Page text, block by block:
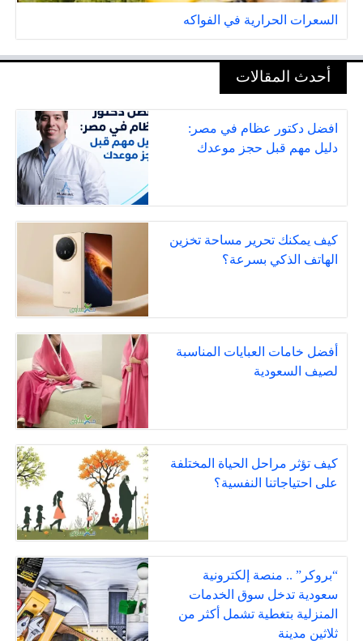
السعرات الحرارية في الفواكه
أحدث المقالات
افضل دكتور عظام في مصر:
دليل مهم قبل حجز موعدك
كيف يمكنك تحرير مساحة تخزين
الهاتف الذكي بسرعة؟
أفضل خامات العبايات المناسبة
لصيف السعودية
كيف تؤثر مراحل الحياة المختلفة
على احتياجاتنا النفسية؟
“بروكر” .. منصة إلكترونية
سعودية تدخل سوق الخدمات
المنزلية بتغطية تشمل أكثر من
ثلاثين مدينة